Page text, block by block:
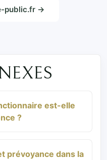
public.fr →
est-elle
?
prévoyance dans la